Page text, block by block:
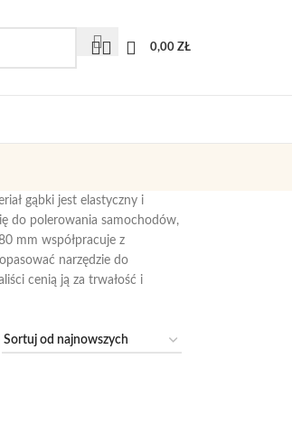
0,00 ZŁ
gąbki jest elastyczny i
do polerowania samochodów,
mm współpracuje z
narzędzie do
cenią ją za trwałość i